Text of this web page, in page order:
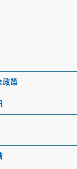
政策